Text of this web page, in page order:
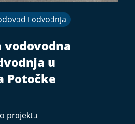
i odvodnja
vodovodna
u
Potočke
projektu